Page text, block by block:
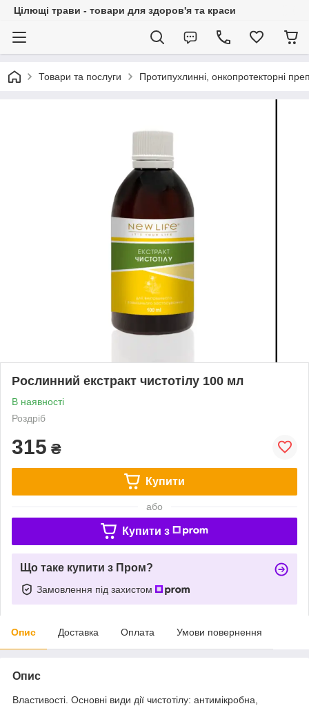
Цілющі трави - товари для здоров'я та краси
Товари та послуги Протипухлинні, онкопротекторні
Рослинний екстракт чистотілу 100 мл
В наявності
Роздріб
315 ₴
Купити
або
Купити з
Що таке купити з Пром?
Замовлення під захистом
Опис Доставка Оплата Умови повернення
Опис
Властивості. Основні види дії чистотілу: антимікробна,